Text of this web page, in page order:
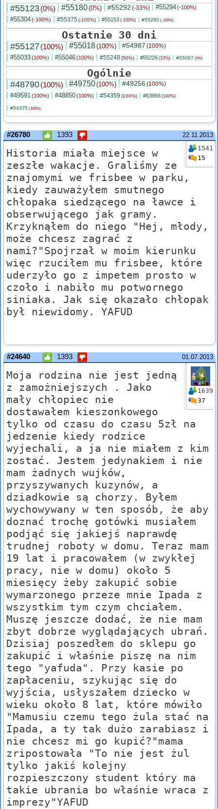
#55123(0%) #55180(0%) #55292 (-33%) #55294(-100%)
#55304(-100%) #55375 (-100%) #55153 (-100%) #55290 (-100%)
Ostatnie 30 dni
#55127 (100%) #55018(100%) #54987 (100%)
#55033(100%) #55046(100%) #55248 (50%) #55226 (33%) #55067 (0%)
Ogólnie
#48790(100%) #49750(100%) #49256 (100%)
#49591(100%) #48850(100%) #54359 (100%) #53956 (100%)
#54375 (100%)
22.11.2013
#26780 1393
1541
15
Historia miała miejsce w
zeszłe wakacje. Graliśmy ze
znajomymi we frisbee w parku,
kiedy zauważyłem smutnego
chłopaka siedzącego na ławce i
obserwującego jak gramy.
Krzyknąłem do niego "Hej, młody,
może chcesz zagrać z
nami?"Spojrzał w moim kierunku
więc rzuciłem mu frisbee, które
uderzyło go z impetem prosto w
czoło i nabiło mu potwornego
siniaka. Jak się okazało chłopak
był niewidomy. YAFUD
01.07.2013
#24640 1393
1639
37
Moja rodzina nie jest jedną
z zamożniejszych . Jako
mały chłopiec nie
dostawałem kieszonkowego
tylko od czasu do czasu 5zł na
jedzenie kiedy rodzice
wyjechali, a ja nie miałem z kim
zostać. Jestem jedynakiem i nie
mam żadnych wujków,
przyszywanych kuzynów, a
dziadkowie są chorzy. Byłem
wychowywany w ten sposób, że aby
doznać trochę gotówki musiałem
podjąć się jakiejś naprawdę
trudnej roboty w domu. Teraz mam
19 lat i pracowałem (w zwykłej
pracy, nie w domu) około 5
miesięcy żeby zakupić sobie
wymarzonego przeze mnie Ipada z
wszystkim tym czym chciałem.
Muszę jeszcze dodać, że nie mam
zbyt dobrze wyglądających ubrań.
Dzisiaj poszedłem do sklepu go
zakupić i właśnie piszę na nim
tego "yafuda". Przy kasie po
zapłaceniu, szykując się do
wyjścia, usłyszałem dziecko w
wieku około 8 lat, które mówiło
"Mamusiu czemu tego żula stać na
Ipada, a ty tak dużo zarabiasz i
nie chcesz mi go kupić?"mama
zripostowała "To nie jest żul
tylko jakiś kolejny
rozpieszczony student który ma
takie ubrania bo właśnie wraca z
imprezy"YAFUD